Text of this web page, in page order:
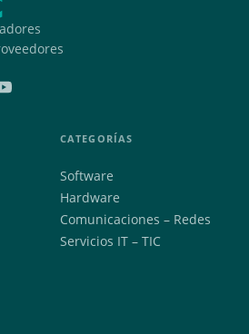
CATEGORÍAS
Software
Hardware
Comunicaciones – Redes
Servicios IT – TIC